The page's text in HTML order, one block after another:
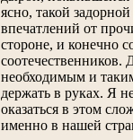
ясно, такой
впечатлений от
стороне, и конечно
соотечественников.
необходимым и
держать в руках. Я
оказаться в этом
именно в нашей